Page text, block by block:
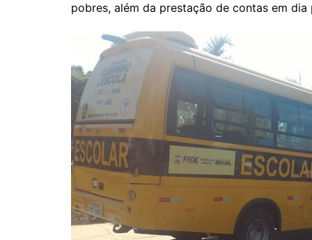
Uirapuru
Uruaçu
Uirapuru
pobres, além da prestação de contas em